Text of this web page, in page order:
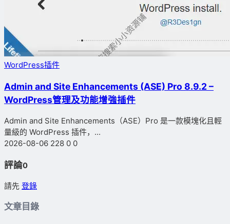
WordPress插件
Admin and Site Enhancements (ASE) Pro 8.9.2 –
WordPress管理及功能增強插件
Admin and Site Enhancements（ASE）Pro 是一款模塊化且輕
量級的 WordPress 插件，...
2026-08-06 228 0 0
評論0
請先 登錄
文章目錄